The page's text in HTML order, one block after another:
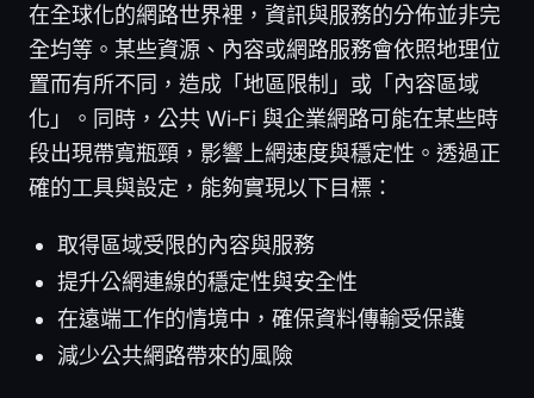
在全球化的網路世界裡，資訊與服務的分佈並非完
全均等。某些資源、內容或網路服務會依照地理位
置而有所不同，造成「地區限制」或「內容區域
化」。同時，公共 Wi‑Fi 與企業網路可能在某些時
段出現帶寬瓶頸，影響上網速度與穩定性。透過正
確的工具與設定，能夠實現以下目標：
取得區域受限的內容與服務
提升公網連線的穩定性與安全性
在遠端工作的情境中，確保資料傳輸受保護
減少公共網路帶來的風險